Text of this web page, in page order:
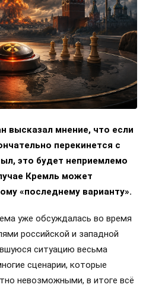
высказал мнение, что если
перекинется с
это будет неприемлемо
Кремль может
«последнему варианту».
уже обсуждалась во время
российской и западной
ситуацию весьма
сценарии, которые
невозможными, в итоге всё